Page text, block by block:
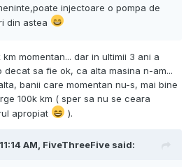
injectoare o pompa de
din astea
momentan... dar in ultimii 3 ani a
decat sa fie ok, ca alta masina n-am...
banii care momentan nu-s, mai bine
100k km ( sper sa nu se ceara
apropiat
).
AM, FiveThreeFive said: